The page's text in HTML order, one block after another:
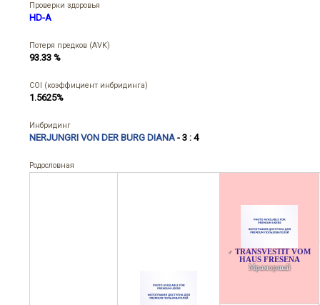
Проверки здоровья
HD-A
Потеря предков (AVK)
93.33 %
COI (коэффициент инбридинга)
1.5625%
Инбридинг
NERJUNGRI VON DER BURG DIANA - 3 : 4
Родословная
♂ TRANSVESTIT VOM
HAUS FRESENA
Мраморный